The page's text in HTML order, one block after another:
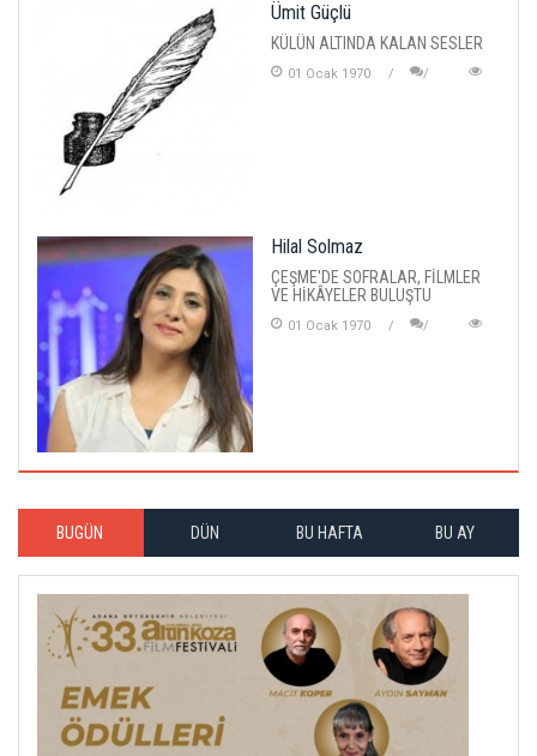
Ümit Güçlü
KÜLÜN ALTINDA KALAN SESLER
01 Ocak 1970
Hilal Solmaz
ÇEŞME'DE SOFRALAR, FİLMLER
VE HİKÂYELER BULUŞTU
01 Ocak 1970
BUGÜN DÜN BU HAFTA BU AY